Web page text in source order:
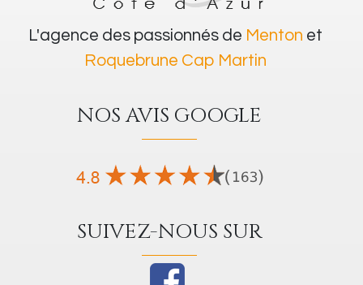
L'agence des passionnés de Menton et
Roquebrune Cap Martin
NOS AVIS GOOGLE
SUIVEZ-NOUS SUR